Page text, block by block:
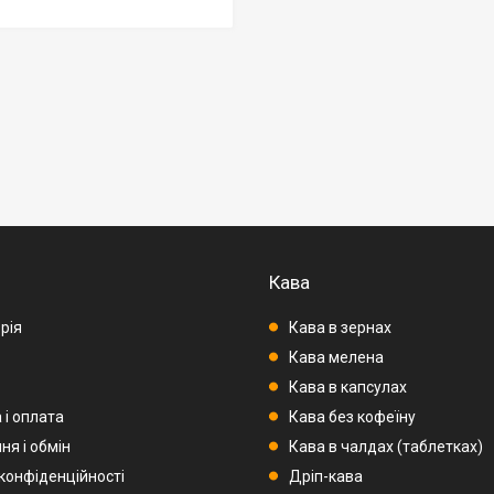
оплата
і обмін
Кава
Кава в зернах
Кава мелена
Кава в капсулах
Кава без кофеїну
Кава в чалдах (таблетках)
Дріп-кава